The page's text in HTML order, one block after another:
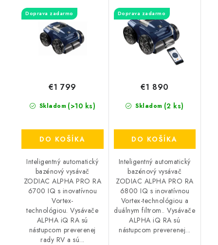
VORTEX RA 6700 IQ
Alpha
Doprava zadarmo
Skladom (>10 ks)
€1 799
DO KOŠÍKA
Inteligentný automatický
bazénový vysávač
ZODIAC ALPHA PRO RA
6700 IQ s inovatívnou
Vortex-
technológiou. Vysávače
ALPHA iQ RA sú
nástupcom preverenej
rady RV a sú...
VORTEX RA 6800 IQ /
na dno, steny a linku /
Doprava zadarmo
Skladom (2 ks)
€1 890
DO KOŠÍKA
Inteligentný automatický
bazénový vysávač
ZODIAC ALPHA PRO RA
6800 IQ s inovatívnou
Vortex-technológiou a
duálnym filtrom.. Vysávače
ALPHA iQ RA sú
nástupcom preverenej...